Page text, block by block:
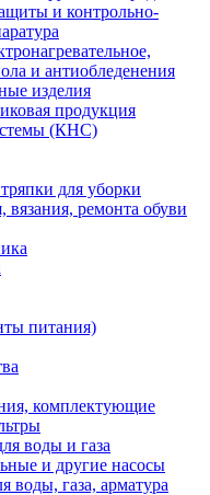
и контрольно-
и антиобледенения
изделия
продукция
(КНС)
для уборки
вязания, ремонта обуви
питания)
комплектующие
воды и газа
и другие насосы
воды, газа, арматура